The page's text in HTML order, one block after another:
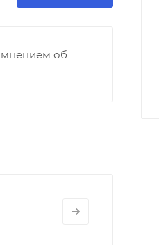
мнением об